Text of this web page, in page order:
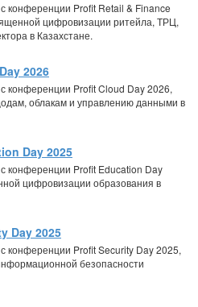
конференции Profit Retail & Finance
цифровизации ритейла, ТРЦ,
в Казахстане.
2026
конференции Profit Cloud Day 2026,
облакам и управлению данными в
Day 2025
конференции Profit Education Day
цифровизации образования в
Day 2025
конференции Profit Security Day 2025,
безопасности